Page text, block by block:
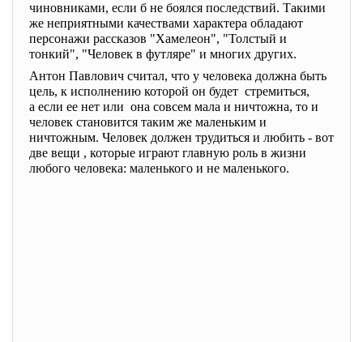
чиновниками, если б не боялся последствий. Такими
же неприятными качествами характера обладают
персонажи рассказов "Хамелеон", "Толстый и
тонкий", "Человек в футляре" и многих других.
Антон Павлович считал, что у человека должна быть
цель, к исполнению которой он будет стремиться,
а если ее нет или она совсем мала и ничтожна, то и
человек становится таким же маленьким и
ничтожным. Человек должен трудиться и любить - вот
две вещи , которые играют главную роль в жизни
любого человека: маленького и не маленького.